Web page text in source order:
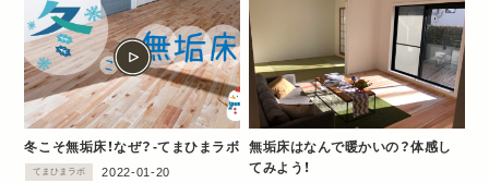
冬こそ無垢床！なぜ？‐てまひまラボ
てまひまラボ 2022-01-20
無垢床はなんで暖かいの？体感し
てみよう！